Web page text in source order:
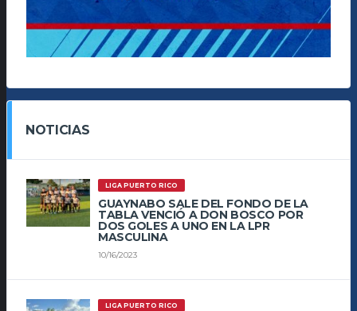
NOTICIAS
LIGA PUERTO RICO
GUAYNABO SALE DEL FONDO DE LA
TABLA VENCIÓ A DON BOSCO POR
DOS GOLES A UNO EN LA LPR
MASCULINA
10/16/2023
LIGA PUERTO RICO